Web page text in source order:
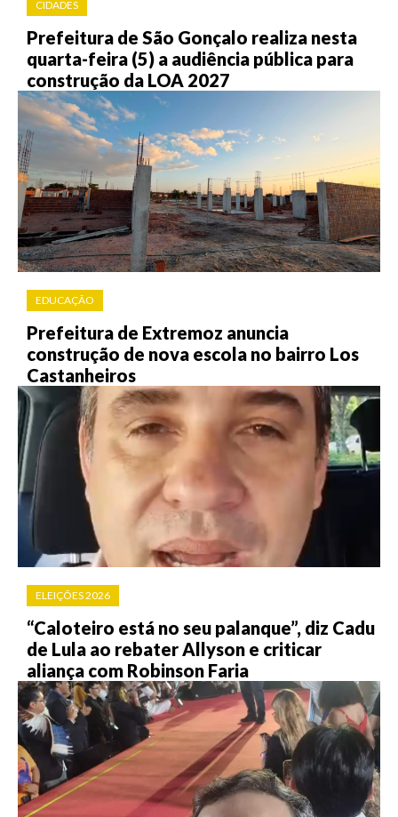
CIDADES
Prefeitura de São Gonçalo realiza nesta
quarta-feira (5) a audiência pública para
construção da LOA 2027
EDUCAÇÃO
Prefeitura de Extremoz anuncia
construção de nova escola no bairro Los
Castanheiros
ELEIÇÕES 2026
“Caloteiro está no seu palanque”, diz Cadu
de Lula ao rebater Allyson e criticar
aliança com Robinson Faria